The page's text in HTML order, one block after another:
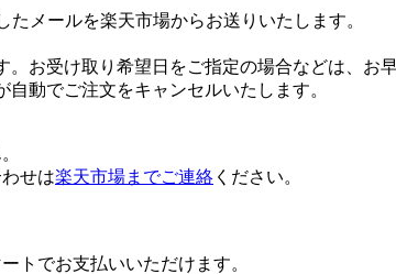
メールを楽天市場からお送りいたします。
お受け取り希望日をご指定の場合などは、お
動でご注文をキャンセルいたします。
せは楽天市場までご連絡 ください。
トでお支払いいただけます。